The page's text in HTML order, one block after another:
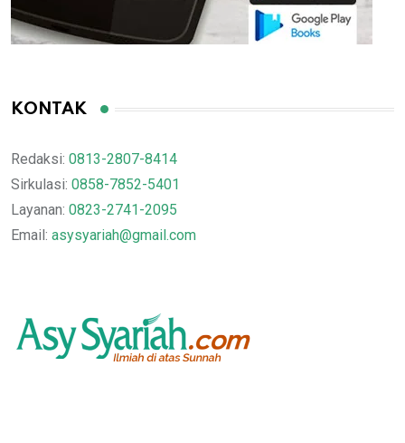
KONTAK
Redaksi: 0813-2807-8414
Sirkulasi: 0858-7852-5401
Layanan: 0823-2741-2095
Email: asysyariah@gmail.com